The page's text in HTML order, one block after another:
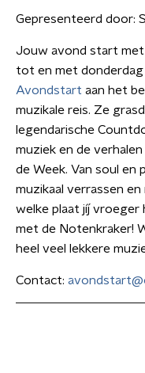
Gepresenteerd door:
Jouw avond start met
tot en met donderdag
Avondstart aan het
muzikale reis. Ze
legendarische
muziek en de
de Week. Van soul
muzikaal verrassen
welke plaat jíj vroeger
met de Notenkraker!
heel veel lekkere
Contact: